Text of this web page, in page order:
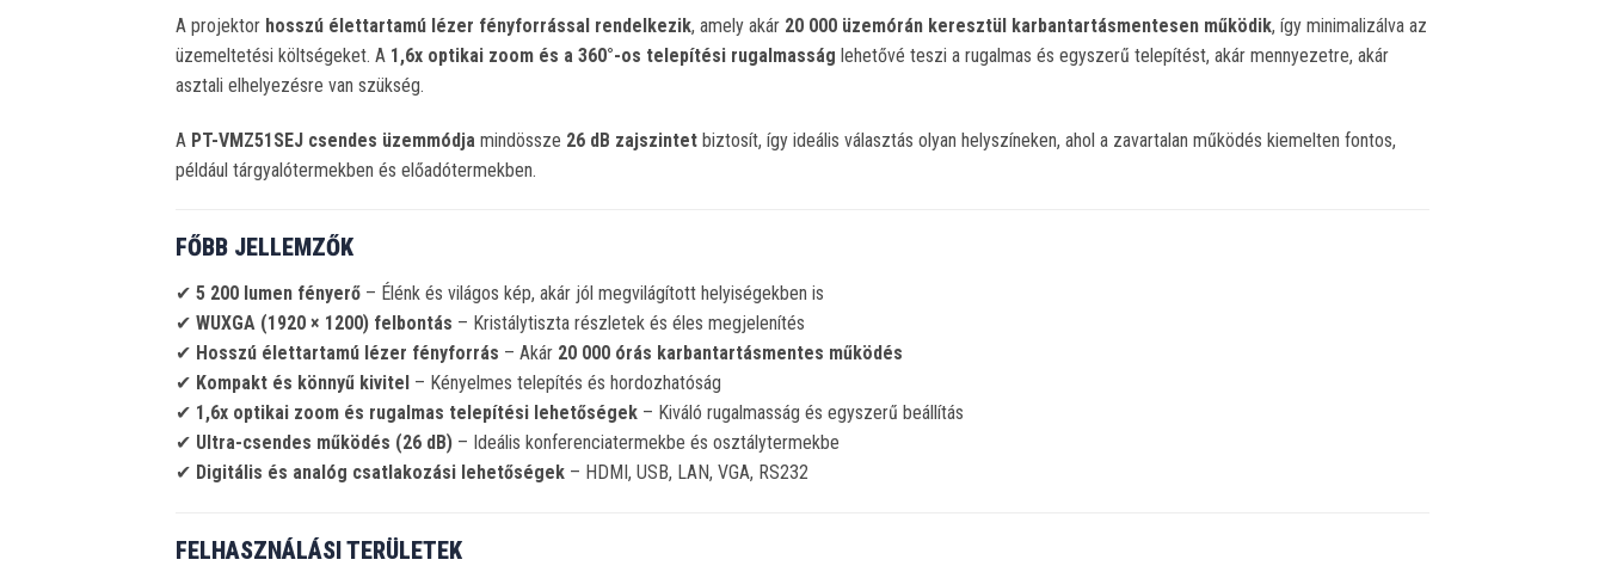
A projektor hosszú élettartamú lézer fényforrással rendelkezik, amely akár 20 000 üzemórán keresztül karbantartásmentesen működik, így minimalizálva az
üzemeltetési költségeket. A 1,6x optikai zoom és a 360°-os telepítési rugalmasság lehetővé teszi a rugalmas és egyszerű telepítést, akár mennyezetre, akár
asztali elhelyezésre van szükség.
A PT-VMZ51SEJ csendes üzemmódja mindössze 26 dB zajszintet biztosít, így ideális választás olyan helyszíneken, ahol a zavartalan működés kiemelten fontos,
például tárgyalótermekben és előadótermekben.
FŐBB JELLEMZŐK
✔ 5 200 lumen fényerő – Élénk és világos kép, akár jól megvilágított helyiségekben is
✔ WUXGA (1920 × 1200) felbontás – Kristálytiszta részletek és éles megjelenítés
✔ Hosszú élettartamú lézer fényforrás – Akár 20 000 órás karbantartásmentes működés
✔ Kompakt és könnyű kivitel – Kényelmes telepítés és hordozhatóság
✔ 1,6x optikai zoom és rugalmas telepítési lehetőségek – Kiváló rugalmasság és egyszerű beállítás
✔ Ultra-csendes működés (26 dB) – Ideális konferenciatermekbe és osztálytermekbe
✔ Digitális és analóg csatlakozási lehetőségek – HDMI, USB, LAN, VGA, RS232
FELHASZNÁLÁSI TERÜLETEK